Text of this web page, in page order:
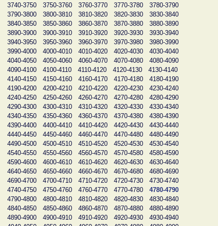
3740-3750
3750-3760 3760-3770 3770-3780
3780-3790
3790-3800
3800-3810 3810-3820 3820-3830
3830-3840
3840-3850
3850-3860 3860-3870 3870-3880
3880-3890
3890-3900
3900-3910 3910-3920 3920-3930
3930-3940
3940-3950
3950-3960 3960-3970 3970-3980
3980-3990
3990-4000
4000-4010 4010-4020 4020-4030
4030-4040
4040-4050
4050-4060 4060-4070 4070-4080
4080-4090
4090-4100
4100-4110 4110-4120 4120-4130
4130-4140
4140-4150
4150-4160 4160-4170 4170-4180
4180-4190
4190-4200
4200-4210 4210-4220 4220-4230
4230-4240
4240-4250
4250-4260 4260-4270 4270-4280
4280-4290
4290-4300
4300-4310 4310-4320 4320-4330
4330-4340
4340-4350
4350-4360 4360-4370 4370-4380
4380-4390
4390-4400
4400-4410 4410-4420 4420-4430
4430-4440
4440-4450
4450-4460 4460-4470 4470-4480
4480-4490
4490-4500
4500-4510 4510-4520 4520-4530
4530-4540
4540-4550
4550-4560 4560-4570 4570-4580
4580-4590
4590-4600
4600-4610 4610-4620 4620-4630
4630-4640
4640-4650
4650-4660 4660-4670 4670-4680
4680-4690
4690-4700
4700-4710 4710-4720 4720-4730
4730-4740
4740-4750
4750-4760 4760-4770 4770-4780
4780-4790
4790-4800
4800-4810 4810-4820 4820-4830
4830-4840
4840-4850
4850-4860 4860-4870 4870-4880
4880-4890
4890-4900
4900-4910 4910-4920 4920-4930
4930-4940